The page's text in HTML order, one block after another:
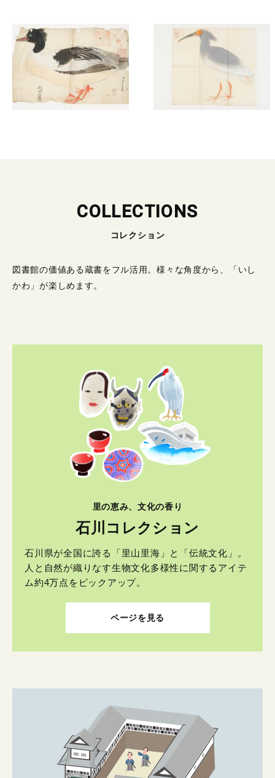
COLLECTIONS
コレクション
図書館の価値ある蔵書をフル活用。様々な角度から、「いし
かわ」が楽しめます。
里の恵み、文化の香り
石川コレクション
石川県が全国に誇る「里山里海」と「伝統文化」。
人と自然が織りなす生物文化多様性に関するアイテ
ム約4万点をピックアップ。
ページを見る